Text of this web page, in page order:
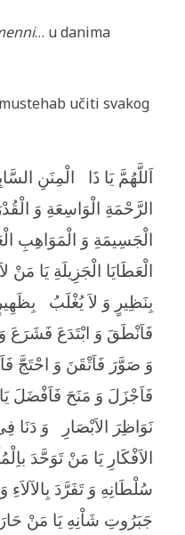
… u danima
učiti svakog
اَللَّهُمَّ يَا ذَا
الْمِنَنِ
الرَّحْمَةِ الْوَاسِعَةِ وَ
الْجَسِيمَةِ وَ الْمَوَاهِبِ
الْعَطَايَا الْجَزِيلَةِ يَا مَنْ
بِنَظِيرٍ وَ لاَ يُغْلَبُ
فَاَنْطَقَ وَ ابْتَدَعَ فَشَرَعَ
وَ صَوَّرَ فَاَتْقَنَ وَ احْتَجَّ
فَاَجْزَلَ وَ مَنَحَ فَاَفْضَلَ
نَوَاظِرَ الاَبْصَارِ
وَ دَنَا
الاَفْكَارِ يَا مَنْ تَوَحَّدَ
سُلْطَانِهِ وَ تَفَرَّدَ بِالآلاَءِ
جَبَرُوتِ شَاْنِهِ يَا مَنْ